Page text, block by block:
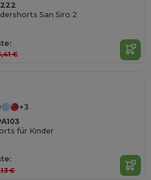
San Siro 2
€
+3
für Kinder
€